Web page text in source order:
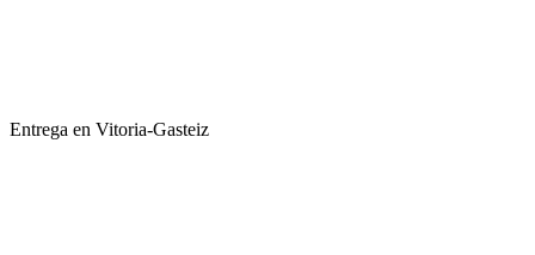
Entrega en Vitoria-Gasteiz